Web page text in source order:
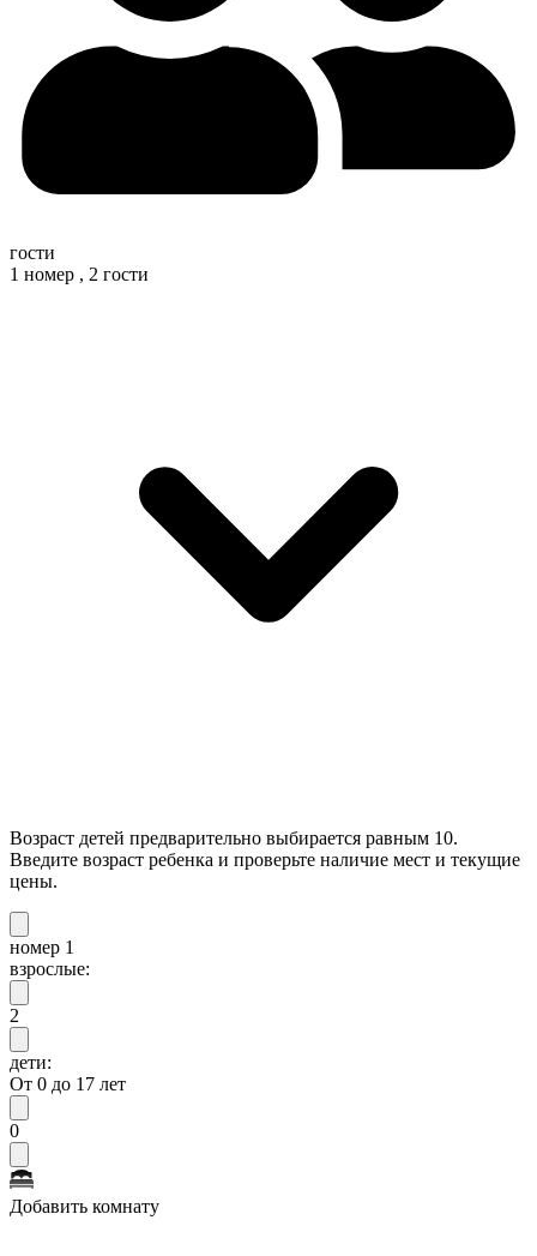
гости
1 номер , 2 гости
Возраст детей предварительно выбирается равным 10.
Введите возраст ребенка и проверьте наличие мест и текущие
цены.
номер 1
взрослые:
2
дети:
От 0 до 17 лет
0
Добавить комнату